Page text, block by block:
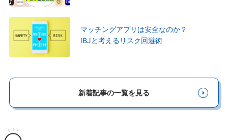
マッチングアプリは安全なのか？
IBJと考えるリスク回避術
新着記事の一覧を見る